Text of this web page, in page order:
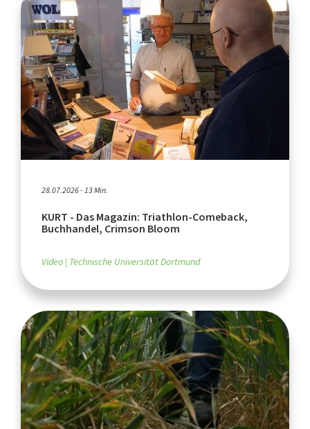
28.07.2026 - 13 Min.
KURT - Das Magazin: Triathlon-Comeback,
Buchhandel, Crimson Bloom
Video Technische Universität Dortmund